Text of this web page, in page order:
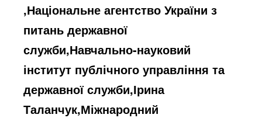
,Національне агентство України з
питань державної
служби,Навчально-науковий
інститут публічного управління та
державної служби,Ірина
Таланчук,Міжнародний